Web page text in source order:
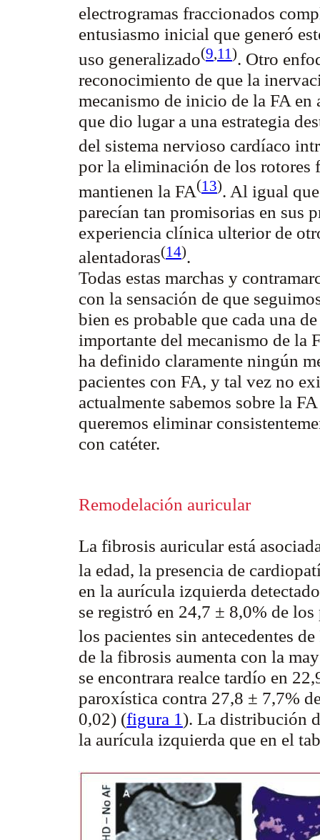
electrogramas fraccionados
entusiasmo inicial que generó
uso generalizado(9,11). Otro
reconocimiento de que la
mecanismo de inicio de la FA
que dio lugar a una estrategia
del sistema nervioso cardíaco
por la eliminación de los rotores
mantienen la FA(13). Al igual
parecían tan promisorias en sus
experiencia clínica ulterior de
alentadoras(14).
Todas estas marchas y
con la sensación de que
bien es probable que cada una
importante del mecanismo de la
ha definido claramente ningún
pacientes con FA, y tal vez no
actualmente sabemos sobre la
queremos eliminar
con catéter.
Remodelación auricular
La fibrosis auricular está
la edad, la presencia de
en la aurícula izquierda
se registró en 24,7 ± 8,0% de
los pacientes sin antecedentes
de la fibrosis aumenta con la
se encontrara realce tardío en
paroxística contra 27,8 ± 7,7%
0,02) (figura 1). La distribución
la aurícula izquierda que en el